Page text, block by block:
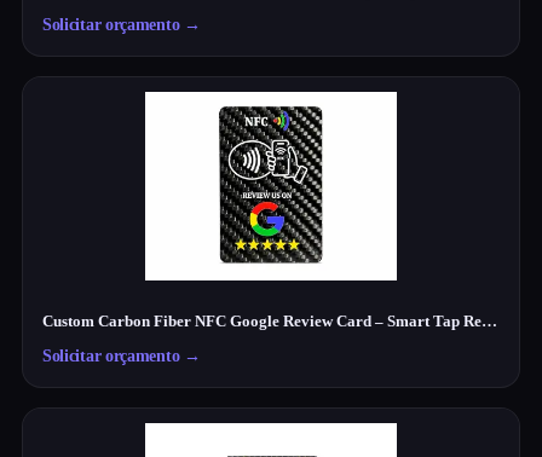
Solicitar orçamento→
Custom Carbon Fiber NFC Google Review Card – Smart Tap Review Card for Businesses
Solicitar orçamento→